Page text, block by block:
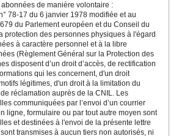
de manière volontaire :
78-17 du 6 janvier 1978 modifiée et au
du Parlement européen et du Conseil du
protection des personnes physiques à l'égard
à caractère personnel et à la libre
(Règlement Général sur la Protection des
disposent d’un droit d’accès, de rectification
qui les concernent, d'un droit
légitimes, d'un droit à la limitation du
réclamation auprès de la CNIL. Les
communiquées par l’envoi d’un courrier
ligne, formulaire ou par tout autre moyen sont
et destinées à l'envoi de la présente lettre
transmises à aucun tiers non autorisés, ni